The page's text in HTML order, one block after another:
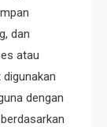
dan
atau
dengan